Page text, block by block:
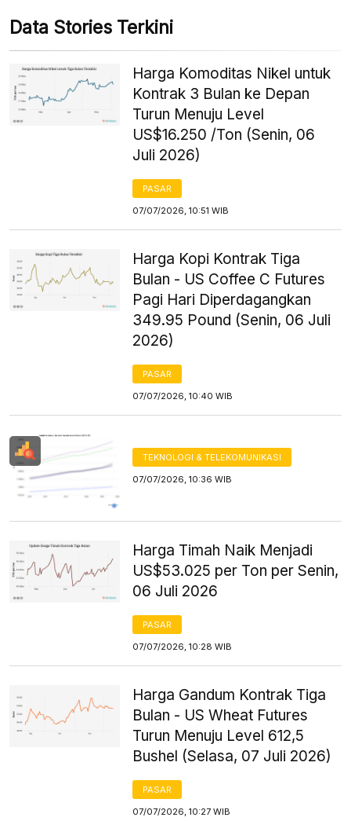
Data Stories Terkini
Harga Komoditas Nikel untuk
Kontrak 3 Bulan ke Depan
Turun Menuju Level
US$16.250 /Ton (Senin, 06
Juli 2026)
PASAR
07/07/2026, 10:51 WIB
Harga Kopi Kontrak Tiga
Bulan - US Coffee C Futures
Pagi Hari Diperdagangkan
349.95 Pound (Senin, 06 Juli
2026)
PASAR
07/07/2026, 10:40 WIB
TEKNOLOGI & TELEKOMUNIKASI
07/07/2026, 10:36 WIB
Harga Timah Naik Menjadi
US$53.025 per Ton per Senin,
06 Juli 2026
PASAR
07/07/2026, 10:28 WIB
Harga Gandum Kontrak Tiga
Bulan - US Wheat Futures
Turun Menuju Level 612,5
Bushel (Selasa, 07 Juli 2026)
PASAR
07/07/2026, 10:27 WIB